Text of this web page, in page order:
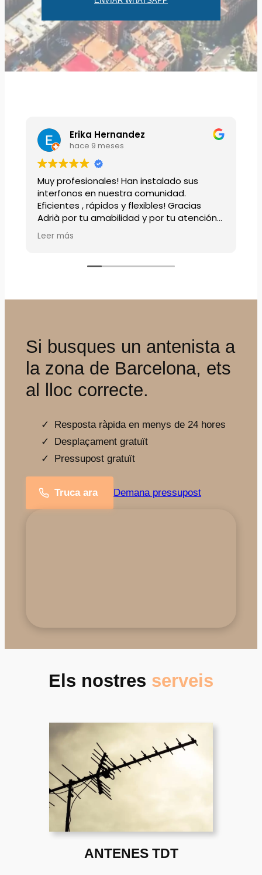
Erika Hernandez
hace 9 meses
Muy profesionales! Han instalado sus
interfonos en nuestra comunidad.
Eficientes , rápidos y flexibles! Gracias
Adrià por tu amabilidad y por tu atención
en todo momento.
Leer más
Si busques un antenista a
la zona de Barcelona, ets
al lloc correcte.
Resposta ràpida en menys de 24 hores
Desplaçament gratuït
Pressupost gratuït
Truca ara Demana pressupost
Els nostres serveis
ANTENES TDT